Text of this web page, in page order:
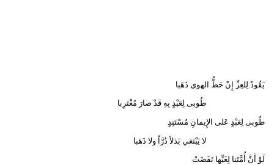
يَقُودُ لِلعِزِّ إِنْ حَظُّ الهوى ذَهَبا
طُوبى لِعَبْدٍ بِهِ قَدْ صارَ مُغْتَرِبا
طُوبى لِعَبْدٍ عَلى الإِيمانِ مُسْتَنِدٍ
لا يَبْتَغي بَدَلاً دُرَّاً ولا ذَهَبا
لَوْ أَنَّ أُمَّتَنا لِغَيِّها نَفَضَتْ